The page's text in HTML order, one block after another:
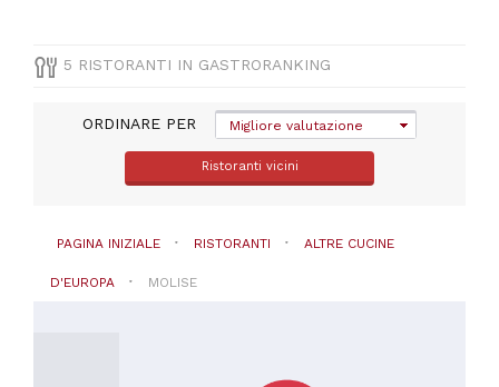
5 RISTORANTI IN GASTRORANKING
ORDINARE PER Migliore valutazione
Ristoranti vicini
PAGINA INIZIALE RISTORANTI ALTRE CUCINE
D'EUROPA MOLISE